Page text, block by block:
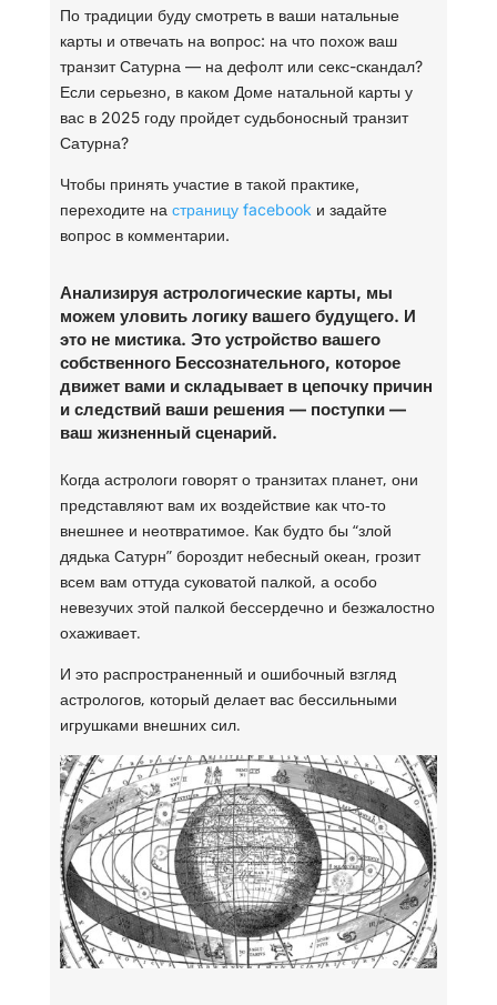
По традиции буду смотреть в ваши натальные
карты и отвечать на вопрос: на что похож ваш
транзит Сатурна — на дефолт или секс-скандал?
Если серьезно, в каком Доме натальной карты у
вас в 2025 году пройдет судьбоносный транзит
Сатурна?
Чтобы принять участие в такой практике,
переходите на страницу facebook и задайте
вопрос в комментарии.
Анализируя астрологические карты, мы
можем уловить логику вашего будущего. И
это не мистика. Это устройство вашего
собственного Бессознательного, которое
движет вами и складывает в цепочку причин
и следствий ваши решения — поступки —
ваш жизненный сценарий.
Когда астрологи говорят о транзитах планет, они
представляют вам их воздействие как что-то
внешнее и неотвратимое. Как будто бы “злой
дядька Сатурн” бороздит небесный океан, грозит
всем вам оттуда суковатой палкой, а особо
невезучих этой палкой бессердечно и безжалостно
охаживает.
И это распространенный и ошибочный взгляд
астрологов, который делает вас бессильными
игрушками внешних сил.